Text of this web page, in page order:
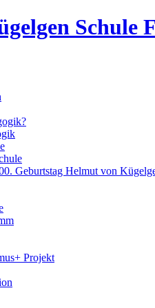
Geburtstag Helmut von
Projekt